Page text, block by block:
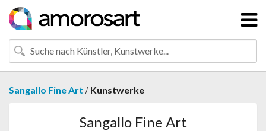
Sangallo Fine Art / Kunstwerke
Sangallo Fine Art